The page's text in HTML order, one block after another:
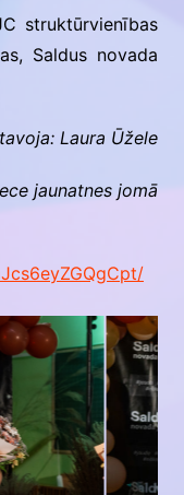
struktūrvienības
Saldus novada
Laura Ūžele
jaunatnes jomā